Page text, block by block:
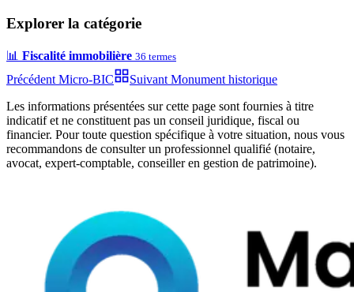
Explorer la catégorie
📊 Fiscalité immobilière 36 termes
Précédent Micro-BIC Suivant Monument historique
Les informations présentées sur cette page sont fournies à titre
indicatif et ne constituent pas un conseil juridique, fiscal ou
financier. Pour toute question spécifique à votre situation, nous vous
recommandons de consulter un professionnel qualifié (notaire,
avocat, expert-comptable, conseiller en gestion de patrimoine).